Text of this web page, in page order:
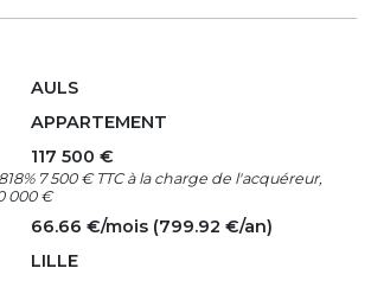
AULS
APPARTEMENT
117 500 €
7 500 € TTC à la charge de l'acquéreur,
000 €
66.66 €/mois (799.92 €/an)
LILLE